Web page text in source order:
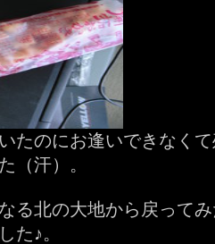
たのにお逢いできなく
（汗）。
る北の大地から戻って
た♪。